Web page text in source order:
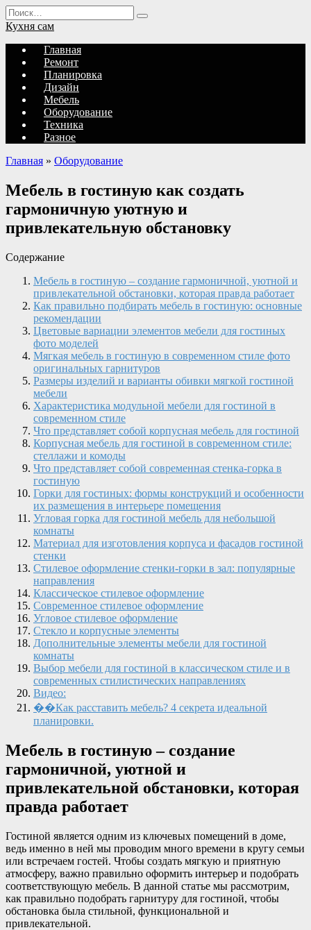
Перейти
к
содержанию
Search
for:
Кухня сам
Главная
Ремонт
Планировка
Дизайн
Мебель
Оборудование
Техника
Разное
Главная » Оборудование
Мебель в гостиную как создать
гармоничную уютную и
привлекательную обстановку
Содержание
Мебель в гостиную – создание гармоничной, уютной и
привлекательной обстановки, которая правда работает
Как правильно подбирать мебель в гостиную: основные
рекомендации
Цветовые вариации элементов мебели для гостиных
фото моделей
Мягкая мебель в гостиную в современном стиле фото
оригинальных гарнитуров
Размеры изделий и варианты обивки мягкой гостиной
мебели
Характеристика модульной мебели для гостиной в
современном стиле
Что представляет собой корпусная мебель для гостиной
Корпусная мебель для гостиной в современном стиле:
стеллажи и комоды
Что представляет собой современная стенка-горка в
гостиную
Горки для гостиных: формы конструкций и особенности
их размещения в интерьере помещения
Угловая горка для гостиной мебель для небольшой
комнаты
Материал для изготовления корпуса и фасадов гостиной
стенки
Стилевое оформление стенки-горки в зал: популярные
направления
Классическое стилевое оформление
Современное стилевое оформление
Угловое стилевое оформление
Стекло и корпусные элементы
Дополнительные элементы мебели для гостиной
комнаты
Выбор мебели для гостиной в классическом стиле и в
современных стилистических направлениях
Видео:
��Как расставить мебель? 4 секрета идеальной
планировки.
Мебель в гостиную – создание
гармоничной, уютной и
привлекательной обстановки, которая
правда работает
Гостиной является одним из ключевых помещений в доме,
ведь именно в ней мы проводим много времени в кругу семьи
или встречаем гостей. Чтобы создать мягкую и приятную
атмосферу, важно правильно оформить интерьер и подобрать
соответствующую мебель. В данной статье мы рассмотрим,
как правильно подобрать гарнитуру для гостиной, чтобы
обстановка была стильной, функциональной и
привлекательной.